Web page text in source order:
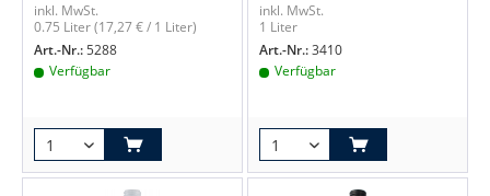
inkl. MwSt.
0.75 Liter(17,27 € / 1 Liter)
Art.-Nr.:5288
Verfügbar
inkl. MwSt.
1 Liter
Art.-Nr.:3410
Verfügbar